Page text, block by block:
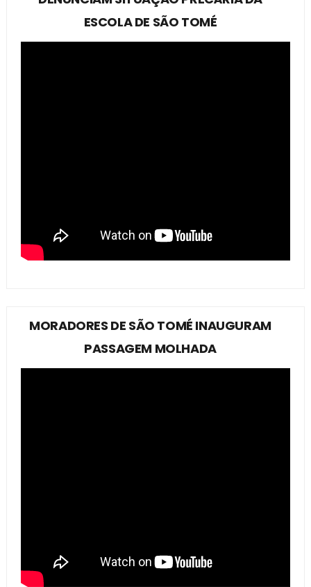
ESCOLA DE SÃO TOMÉ
MORADORES DE SÃO TOMÉ INAUGURAM
PASSAGEM MOLHADA